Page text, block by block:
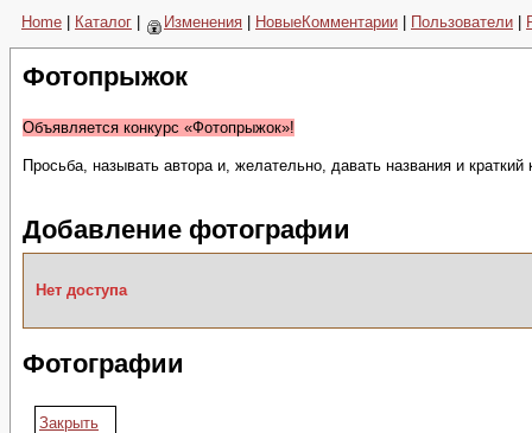
Home Каталог Изменения НовыеКомментарии Пользователи
Фотопрыжок
Объявляется конкурс «Фотопрыжок»!
Просьба, называть автора и, желательно, давать названия и краткий
Добавление фотографии
Нет доступа
Фотографии
Закрыть